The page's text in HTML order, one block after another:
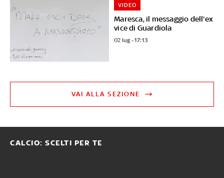
Maresca, il messaggio dell'ex
vice di Guardiola
VIDEO
02 lug - 17:13
VAI ALLA SEZIONE
CALCIO: SCELTI PER TE